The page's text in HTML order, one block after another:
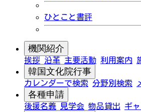
ひとこと書評
機関紹介
挨拶 沿革 主要活動 利用案内
韓国文化院行事
カレンダーで検索 分野別検索
各種申請
後援名義 見学会 物品貸出 ギャ